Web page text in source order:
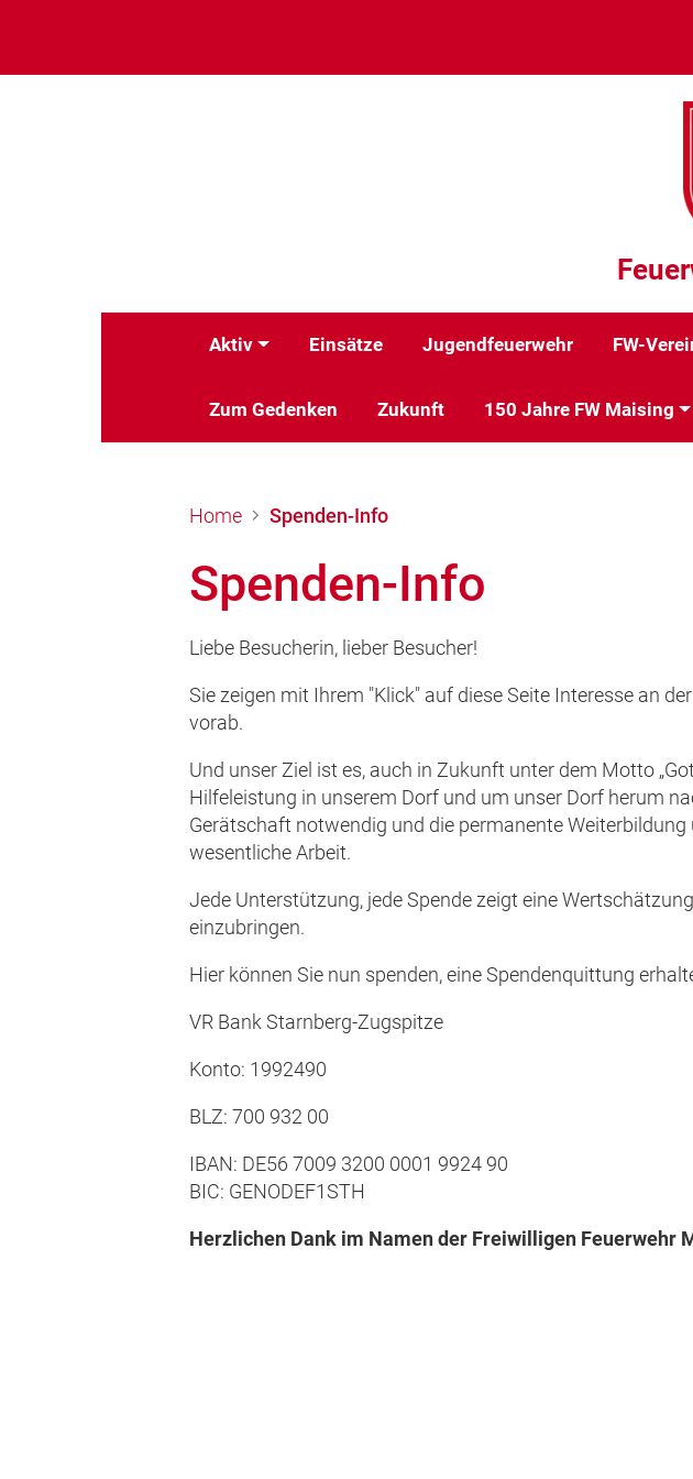
Aktiv Einsätze Jugendfeuerwehr FW-
Zum Gedenken Zukunft 150 Jahre FW Maising
Home Spenden-Info
Spenden-Info
Liebe Besucherin, lieber Besucher!
Sie zeigen mit Ihrem "Klick" auf diese Seite Interesse an
vorab.
Und unser Ziel ist es, auch in Zukunft unter dem Motto
Hilfeleistung in unserem Dorf und um unser Dorf herum
Gerätschaft notwendig und die permanente
wesentliche Arbeit.
Jede Unterstützung, jede Spende zeigt eine
einzubringen.
Hier können Sie nun spenden, eine Spendenquittung
VR Bank Starnberg-Zugspitze
Konto: 1992490
BLZ: 700 932 00
IBAN: DE56 7009 3200 0001 9924 90
BIC: GENODEF1STH
Herzlichen Dank im Namen der Freiwilligen Feuerwehr